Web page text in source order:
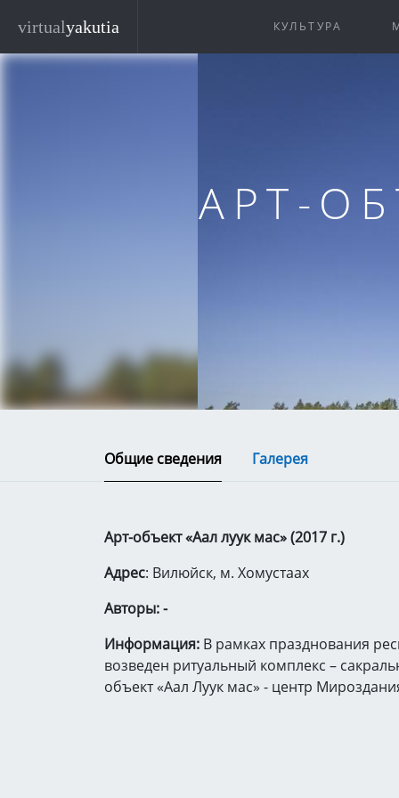
virtualyakutia КУЛЬТУРА
АРТ-
Общие сведения Галерея
Арт-объект «Аал луук мас» (2017 г.)
Адрес: Вилюйск, м. Хомустаах
Авторы: -
Информация: В рамках празднования
возведен ритуальный комплекс –
объект «Аал Луук мас» - центр